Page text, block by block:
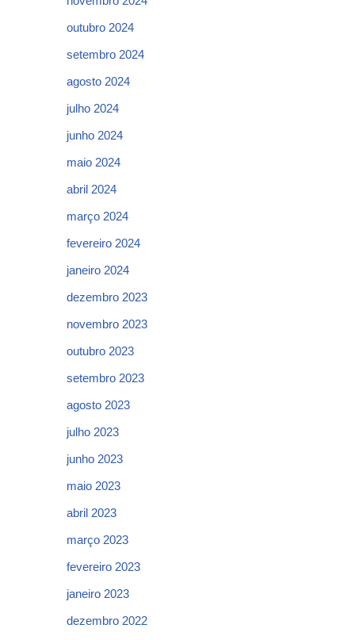
outubro 2024
setembro 2024
agosto 2024
julho 2024
junho 2024
maio 2024
abril 2024
março 2024
fevereiro 2024
janeiro 2024
dezembro 2023
novembro 2023
outubro 2023
setembro 2023
agosto 2023
julho 2023
junho 2023
maio 2023
abril 2023
março 2023
fevereiro 2023
janeiro 2023
dezembro 2022